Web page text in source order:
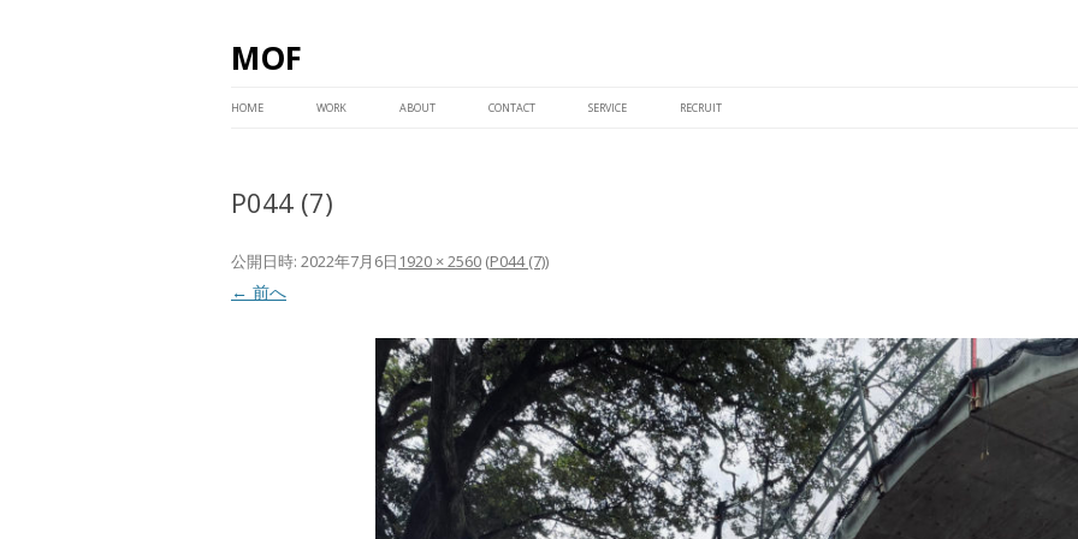
MOF
ン
ス
キ
HOME WORK ABOUT CONTACT SERVICE RECRUIT
P044 (7)
公開日時: 2022年7月6日 1920 × 2560 (P044 (7))
← 前へ